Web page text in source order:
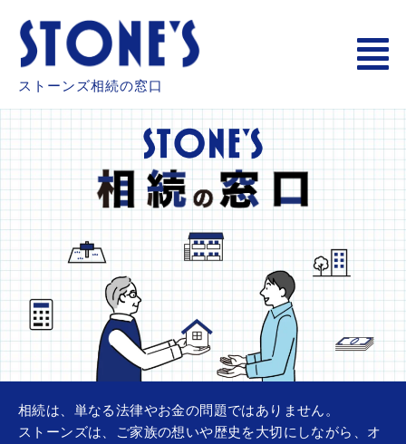
ッ
ストーンズ相続の窓口
ニ
ュ
相続は、単なる法律やお金の問題ではありません。
ストーンズは、ご家族の想いや歴史を大切にしながら、オ